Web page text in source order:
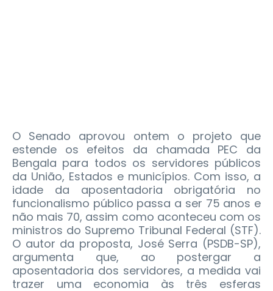
O Senado aprovou ontem o projeto que
estende os efeitos da chamada PEC da
Bengala para todos os servidores públicos
da União, Estados e municípios. Com isso, a
idade da aposentadoria obrigatória no
funcionalismo público passa a ser 75 anos e
não mais 70, assim como aconteceu com os
ministros do Supremo Tribunal Federal (STF).
O autor da proposta, José Serra (PSDB-SP),
argumenta que, ao postergar a
aposentadoria dos servidores, a medida vai
trazer uma economia às três esferas